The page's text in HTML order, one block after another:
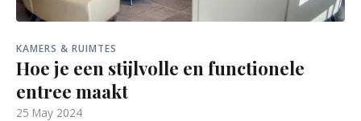
KAMERS & RUIMTES
Hoe je een stijlvolle en functionele
entree maakt
25 May 2024